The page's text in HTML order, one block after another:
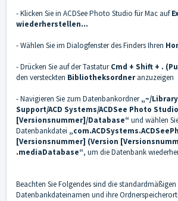
- Klicken Sie in ACDSee Photo Studio für Mac auf
wiederherstellen…
- Wählen Sie im Dialogfenster des Finders Ihren
- Drücken Sie auf der TastaturCmd + Shift + .
den versteckten Bibliotheksordneranzuzeigen
- Navigieren Sie zum Datenbankordner„~/
Support/ACD Systems/ACDSee Photo Studio
[Versionsnummer]/Database“ und wählen
Datenbankdatei
[Versionsnummer] (Version
.mediaDatabase“, um die Datenbank
Beachten Sie Folgendes sind die standardmäßigen
Datenbankdateinamen und ihre